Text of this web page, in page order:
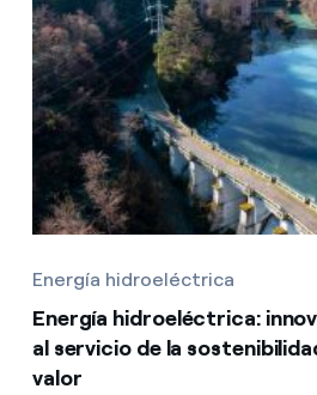
Energía hidroeléctrica
Energía hidroeléctrica:
al servicio de la
valor